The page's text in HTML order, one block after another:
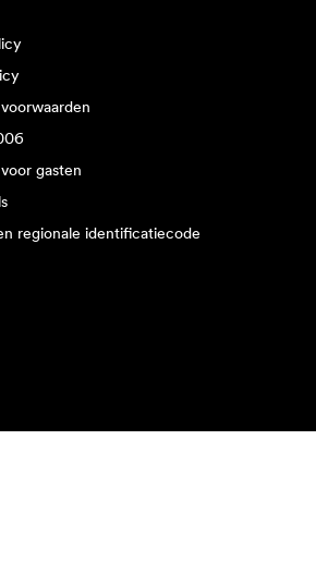
gasten
regionale identificatiecode